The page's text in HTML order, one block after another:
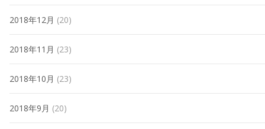
2018年12月 (20)
2018年11月 (23)
2018年10月 (23)
2018年9月 (20)